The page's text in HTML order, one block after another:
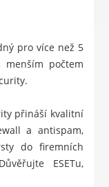
pro více než 5
počtem
.
přináší kvalitní
a antispam,
do firemních
ESETu,